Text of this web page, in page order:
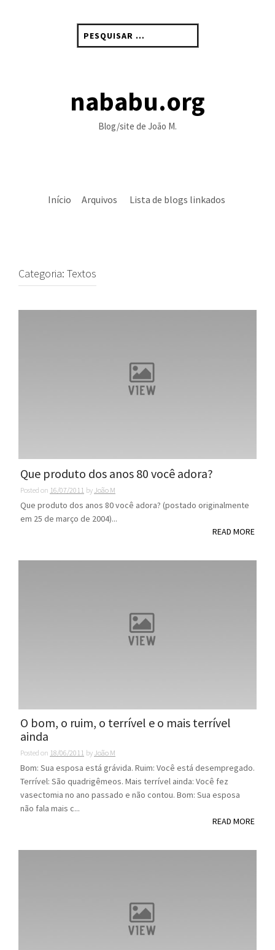
por:
nababu.org
Blog/site de João M.
Início Arquivos Lista de blogs linkados
Categoria: Textos
Que produto dos anos 80 você adora?
Posted on 16/07/2011 by João M
Que produto dos anos 80 você adora? (postado originalmente
em 25 de março de 2004)...
READ MORE
O bom, o ruim, o terrível e o mais terrível
ainda
Posted on 18/06/2011 by João M
Bom: Sua esposa está grávida. Ruim: Você está desempregado.
Terrível: São quadrigêmeos. Mais terrível ainda: Você fez
vasectomia no ano passado e não contou. Bom: Sua esposa
não fala mais c...
READ MORE